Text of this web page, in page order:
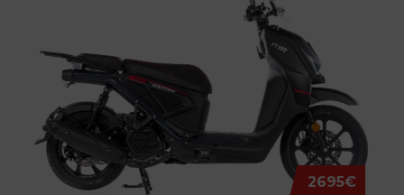
2695€